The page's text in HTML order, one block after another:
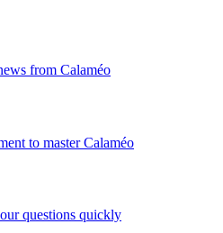
from Calaméo
to master Calaméo
questions quickly